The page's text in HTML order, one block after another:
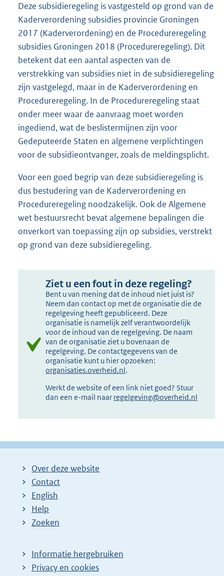
Deze subsidieregeling is vastgesteld op grond van de
Kaderverordening subsidies provincie Groningen
2017 (Kaderverordening) en de Procedureregeling
subsidies Groningen 2018 (Procedureregeling). Dit
betekent dat een aantal aspecten van de
verstrekking van subsidies niet in de subsidieregeling
zijn vastgelegd, maar in de Kaderverordening en
Procedureregeling. In de Procedureregeling staat
onder meer waar de aanvraag moet worden
ingediend, wat de beslistermijnen zijn voor
Gedeputeerde Staten en algemene verplichtingen
voor de subsidieontvanger, zoals de meldingsplicht.
Voor een goed begrip van deze subsidieregeling is
dus bestudering van de Kaderverordening en
Procedureregeling noodzakelijk. Ook de Algemene
wet bestuursrecht bevat algemene bepalingen die
onverkort van toepassing zijn op subsidies, verstrekt
op grond van deze subsidieregeling.
Ziet u een fout in deze regeling?
Bent u van mening dat de inhoud niet juist is?
Neem dan contact op met de organisatie die de
regelgeving heeft gepubliceerd. Deze
organisatie is namelijk zelf verantwoordelijk
voor de inhoud van de regelgeving. De naam
van de organisatie ziet u bovenaan de
regelgeving. De contactgegevens van de
organisatie kunt u hier opzoeken:
organisaties.overheid.nl.
Werkt de website of een link niet goed? Stuur
dan een e-mail naar regelgeving@overheid.nl
Over deze website
Contact
English
Help
Zoeken
Informatie hergebruiken
Privacy en cookies